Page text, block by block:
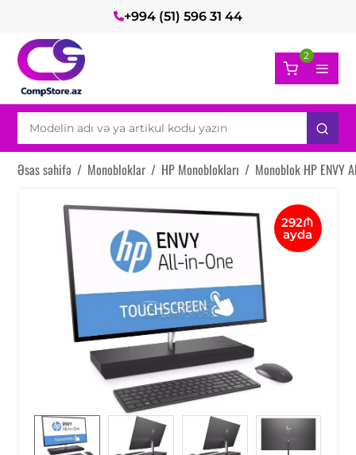
+994 (51) 596 31 44
2
Əsas səhifə / Monobloklar / HP Monoblokları / Monoblok HP ENVY
292₼
ayda